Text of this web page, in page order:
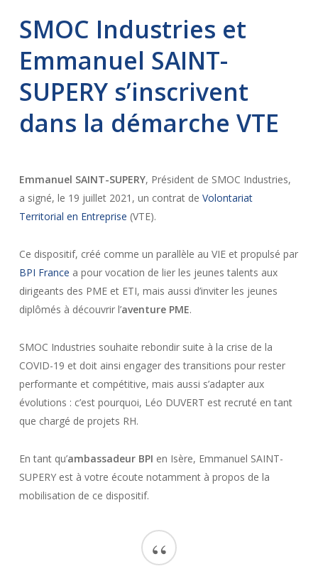
SMOC Industries et
Emmanuel SAINT-
SUPERY s’inscrivent
dans la démarche VTE
Emmanuel SAINT-SUPERY, Président de SMOC Industries,
a signé, le 19 juillet 2021, un contrat de Volontariat
Territorial en Entreprise (VTE).
Ce dispositif, créé comme un parallèle au VIE et propulsé par
BPI France a pour vocation de lier les jeunes talents aux
dirigeants des PME et ETI, mais aussi d’inviter les jeunes
diplômés à découvrir l’aventure PME.
SMOC Industries souhaite rebondir suite à la crise de la
COVID-19 et doit ainsi engager des transitions pour rester
performante et compétitive, mais aussi s’adapter aux
évolutions : c’est pourquoi, Léo DUVERT est recruté en tant
que chargé de projets RH.
En tant qu’ambassadeur BPI en Isère, Emmanuel SAINT-
SUPERY est à votre écoute notamment à propos de la
mobilisation de ce dispositif.
“